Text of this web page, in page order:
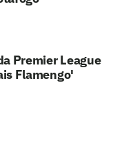
Premier League
Flamengo'